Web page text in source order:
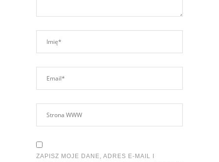
ZAPISZ MOJE DANE, ADRES E-MAIL I